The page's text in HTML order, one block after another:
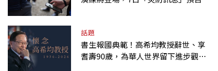
話題
書生報國典範！高希均教授辭世、享
耆壽90歲，為華人世界留下進步觀念